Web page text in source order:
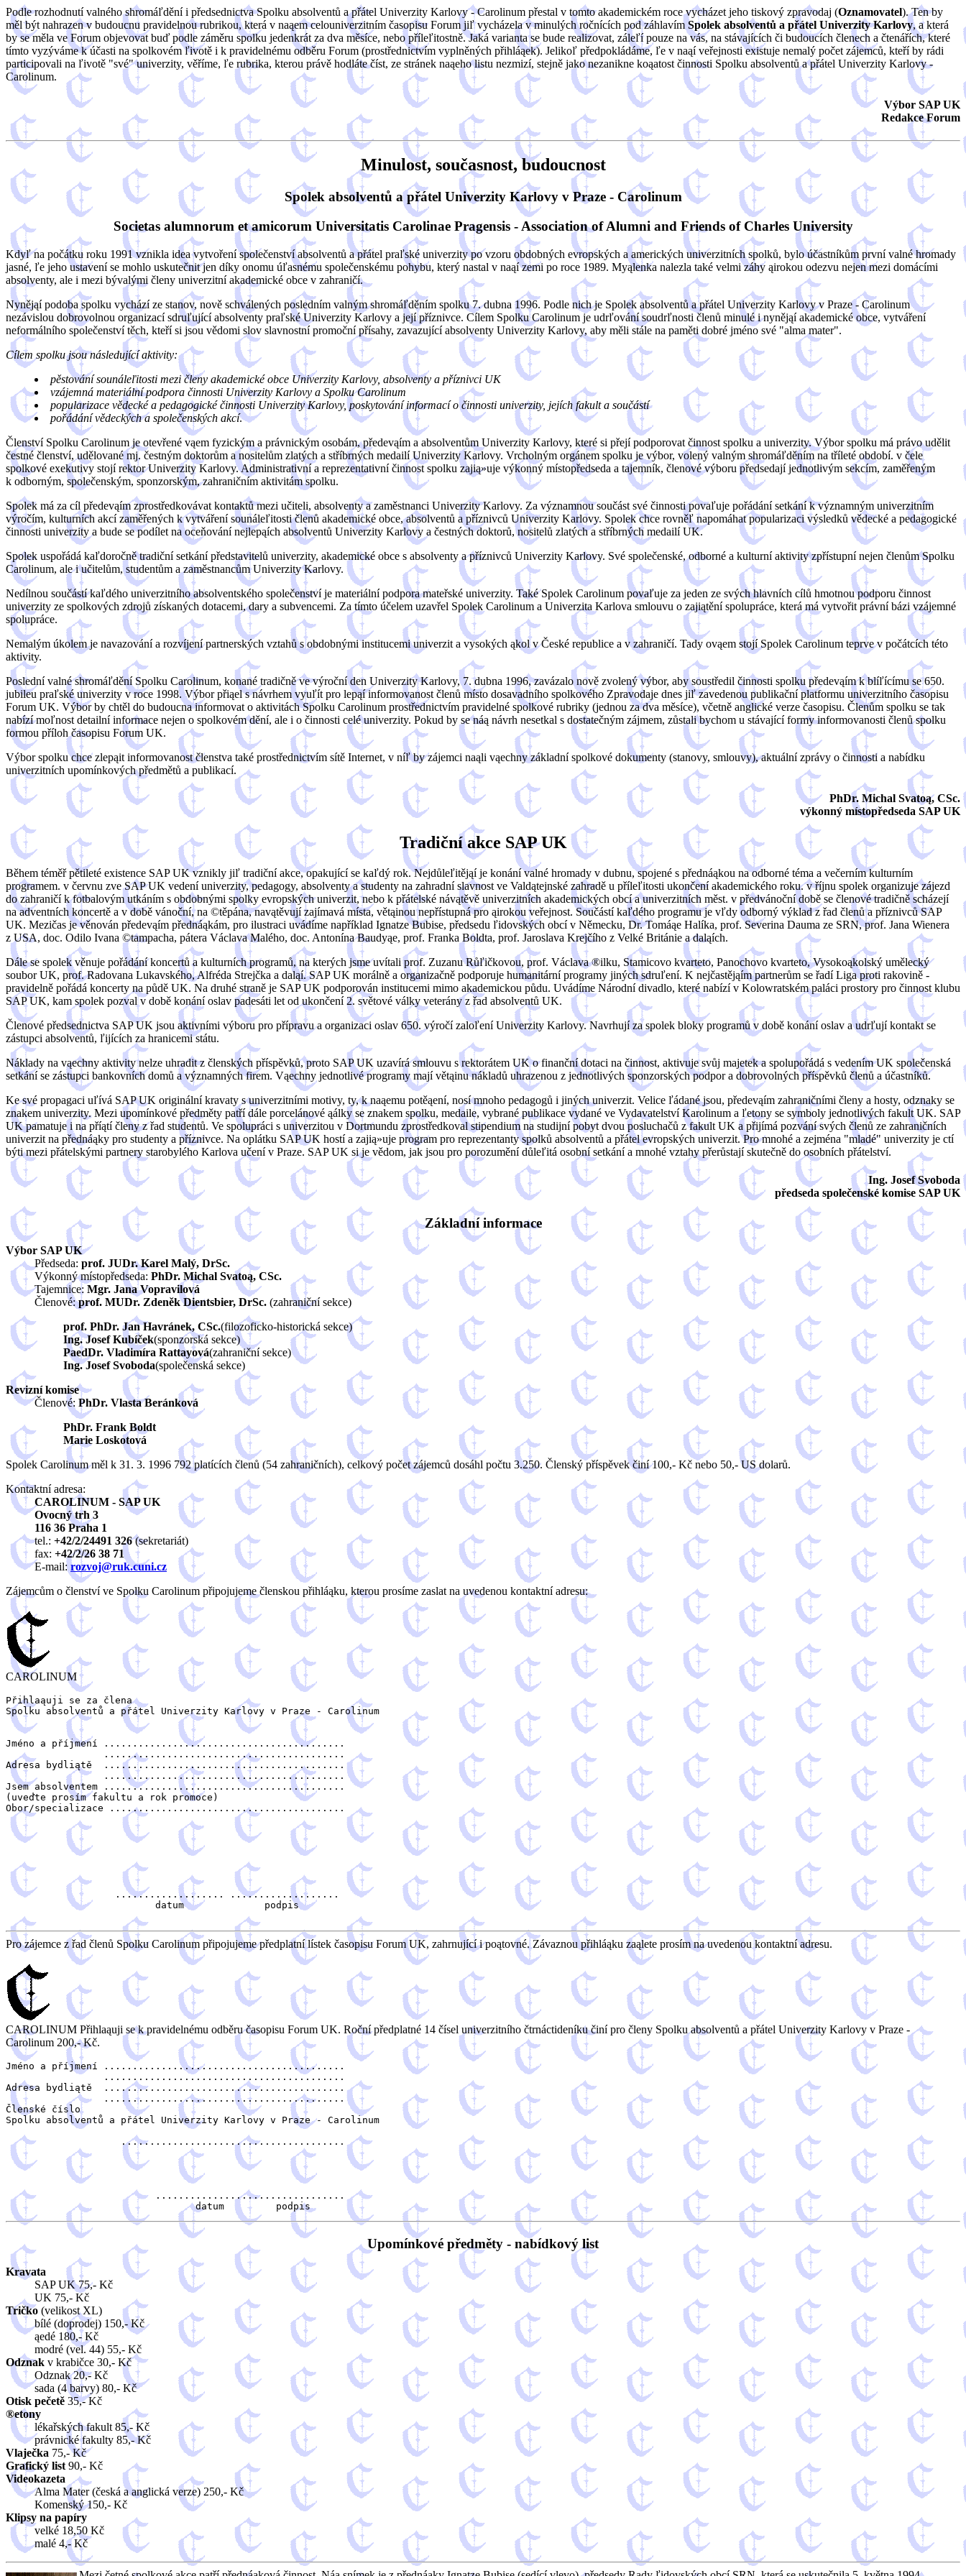
Podle rozhodnutí valného shromáľdění i předsednictva Spolku absolventů a přátel Univerzity Karlovy - Carolinum přestal v tomto akademickém roce vycházet jeho tiskový zpravodaj (Oznamovatel). Ten by
měl být nahrazen v budoucnu pravidelnou rubrikou, která v naąem celouniverzitním časopisu Forum jiľ vycházela v minulých ročnících pod záhlavím Spolek absolventů a přátel Univerzity Karlovy, a která
by se měla ve Forum objevovat buď podle záměru spolku jedenkrát za dva měsíce, nebo příleľitostně. Jaká varianta se bude realizovat, záleľí pouze na vás, na stávajících či budoucích členech a čtenářích, které
tímto vyzýváme k účasti na spolkovém ľivotě i k pravidelnému odběru Forum (prostřednictvím vyplněných přihláąek). Jelikoľ předpokládáme, ľe v naąí veřejnosti existuje nemalý počet zájemců, kteří by rádi
participovali na ľivotě "své" univerzity, věříme, ľe rubrika, kterou právě hodláte číst, ze stránek naąeho listu nezmizí, stejně jako nezanikne koąatost činnosti Spolku absolventů a přátel Univerzity Karlovy -
Carolinum.
Výbor SAP UK
Redakce Forum
Minulost, současnost, budoucnost
Spolek absolventů a přátel Univerzity Karlovy v Praze - Carolinum
Societas alumnorum et amicorum Universitatis Carolinae Pragensis - Association of Alumni and Friends of Charles University
Kdyľ na počátku roku 1991 vznikla idea vytvoření společenství absolventů a přátel praľské univerzity po vzoru obdobných evropských a amerických univerzitních spolků, bylo účastníkům první valné hromady
jasné, ľe jeho ustavení se mohlo uskutečnit jen díky onomu úľasnému společenskému pohybu, který nastal v naąí zemi po roce 1989. Myąlenka nalezla také velmi záhy ąirokou odezvu nejen mezi domácími
absolventy, ale i mezi bývalými členy univerzitní akademické obce v zahraničí.
Nynějąí podoba spolku vychází ze stanov, nově schválených posledním valným shromáľděním spolku 7. dubna 1996. Podle nich je Spolek absolventů a přátel Univerzity Karlovy v Praze - Carolinum
nezávislou dobrovolnou organizací sdruľující absolventy praľské Univerzity Karlovy a její příznivce. Cílem Spolku Carolinum je udrľování soudrľnosti členů minulé i nynějąí akademické obce, vytváření
neformálního společenství těch, kteří si jsou vědomi slov slavnostní promoční přísahy, zavazující absolventy Univerzity Karlovy, aby měli stále na paměti dobré jméno své "alma mater".
Cílem spolku jsou následující aktivity:
pěstování sounáleľitosti mezi členy akademické obce Univerzity Karlovy, absolventy a příznivci UK
vzájemná materiální podpora činnosti Univerzity Karlovy a Spolku Carolinum
popularizace vědecké a pedagogické činnosti Univerzity Karlovy, poskytování informací o činnosti univerzity, jejích fakult a součástí
pořádání vědeckých a společenských akcí.
Členství Spolku Carolinum je otevřené vąem fyzickým a právnickým osobám, předevąím a absolventům Univerzity Karlovy, které si přejí podporovat činnost spolku a univerzity. Výbor spolku má právo udělit
čestné členství, udělované mj. čestným doktorům a nositelům zlatých a stříbrných medailí Univerzity Karlovy. Vrcholným orgánem spolku je výbor, volený valným shromáľděním na tříleté období. v čele
spolkové exekutivy stojí rektor Univerzity Karlovy. Administrativní a reprezentativní činnost spolku zajią»uje výkonný místopředseda a tajemník, členové výboru předsedají jednotlivým sekcím, zaměřeným
k odborným, společenským, sponzorským, zahraničním aktivitám spolku.
Spolek má za cíl předevąím zprostředkovávat kontaktů mezi učiteli, absolventy a zaměstnanci Univerzity Karlovy. Za významnou součást své činnosti povaľuje pořádání setkání k významným univerzitním
výročím, kulturních akcí zaměřených k vytváření sounáleľitosti členů akademické obce, absolventů a příznivců Univerzity Karlovy. Spolek chce rovněľ napomáhat popularizaci výsledků vědecké a pedagogické
činnosti univerzity a bude se podílet na oceňování nejlepąích absolventů Univerzity Karlovy a čestných doktorů, nositelů zlatých a stříbrných medailí UK.
Spolek uspořádá kaľdoročně tradiční setkání představitelů univerzity, akademické obce s absolventy a příznivců Univerzity Karlovy. Své společenské, odborné a kulturní aktivity zpřístupní nejen členům Spolku
Carolinum, ale i učitelům, studentům a zaměstnancům Univerzity Karlovy.
Nedílnou součástí kaľdého univerzitního absolventského společenství je materiální podpora mateřské univerzity. Také Spolek Carolinum povaľuje za jeden ze svých hlavních cílů hmotnou podporu činnost
univerzity ze spolkových zdrojů získaných dotacemi, dary a subvencemi. Za tímto účelem uzavřel Spolek Carolinum a Univerzita Karlova smlouvu o zajiątění spolupráce, která má vytvořit právní bázi vzájemné
spolupráce.
Nemalým úkolem je navazování a rozvíjení partnerských vztahů s obdobnými institucemi univerzit a vysokých ąkol v České republice a v zahraničí. Tady ovąem stojí Spolek Carolinum teprve v počátcích této
aktivity.
Poslední valné shromáľdění Spolku Carolinum, konané tradičně ve výroční den Univerzity Karlovy, 7. dubna 1996, zavázalo nově zvolený výbor, aby soustředil činnosti spolku předevąím k blíľícímu se 650.
jubileu praľské univerzity v roce 1998. Výbor přiąel s návrhem vyuľít pro lepąí informovanost členů místo dosavadního spolkového Zpravodaje dnes jiľ zavedenou publikační platformu univerzitního časopisu
Forum UK. Výbor by chtěl do budoucna informovat o aktivitách Spolku Carolinum prostřednictvím pravidelné spolkové rubriky (jednou za dva měsíce), včetně anglické verze časopisu. Členům spolku se tak
nabízí moľnost detailní informace nejen o spolkovém dění, ale i o činnosti celé univerzity. Pokud by se náą návrh nesetkal s dostatečným zájmem, zůstali bychom u stávající formy informovanosti členů spolku
formou příloh časopisu Forum UK.
Výbor spolku chce zlepąit informovanost členstva také prostřednictvím sítě Internet, v níľ by zájemci naąli vąechny základní spolkové dokumenty (stanovy, smlouvy), aktuální zprávy o činnosti a nabídku
univerzitních upomínkových předmětů a publikací.
PhDr. Michal Svatoą, CSc.
výkonný místopředseda SAP UK
Tradiční akce SAP UK
Během téměř pětileté existence SAP UK vznikly jiľ tradiční akce, opakující se kaľdý rok. Nejdůleľitějąí je konání valné hromady v dubnu, spojené s přednáąkou na odborné téma a večerním kulturním
programem. v červnu zve SAP UK vedení univerzity, pedagogy, absolventy a studenty na zahradní slavnost ve Valdątejnské zahradě u příleľitosti ukončení akademického roku. v říjnu spolek organizuje zájezd
do zahraničí k fotbalovým utkáním s obdobnými spolky evropských univerzit, nebo k přátelské návątěvě univerzitních akademických obcí a univerzitních měst. v předvánoční době se členové tradičně scházejí
na adventních koncertě a v době vánoční, na ©těpána, navątěvují zajímavá místa, větąinou nepřístupná pro ąirokou veřejnost. Součástí kaľdého programu je vľdy odborný výklad z řad členů a příznivců SAP
UK. Mezičas je věnován předevąím přednáąkám, pro ilustraci uvádíme například Ignatze Bubise, předsedu ľidovských obcí v Německu, Dr. Tomáąe Halíka, prof. Severina Dauma ze SRN, prof. Jana Wienera
z USA, doc. Odilo Ivana ©tampacha, pátera Václava Malého, doc. Antonína Baudyąe, prof. Franka Boldta, prof. Jaroslava Krejčího z Velké Británie a daląích.
Dále se spolek věnuje pořádání koncertů a kulturních programů, na kterých jsme uvítali prof. Zuzanu Růľičkovou, prof. Václava ®ilku, Stamicovo kvarteto, Panochovo kvarteto, Vysokoąkolský umělecký
soubor UK, prof. Radovana Lukavského, Alfréda Strejčka a daląí. SAP UK morálně a organizačně podporuje humanitární programy jiných sdruľení. K nejčastějąím partnerům se řadí Liga proti rakovině -
pravidelně pořádá koncerty na půdě UK. Na druhé straně je SAP UK podporován institucemi mimo akademickou půdu. Uvádíme Národní divadlo, které nabízí v Kolowratském paláci prostory pro činnost klubu
SAP UK, kam spolek pozval v době konání oslav padesáti let od ukončení 2. světové války veterány z řad absolventů UK.
Členové předsednictva SAP UK jsou aktivními výboru pro přípravu a organizaci oslav 650. výročí zaloľení Univerzity Karlovy. Navrhují za spolek bloky programů v době konání oslav a udrľují kontakt se
zástupci absolventů, ľijících za hranicemi státu.
Náklady na vąechny aktivity nelze uhradit z členských příspěvků, proto SAP UK uzavírá smlouvu s rektorátem UK o finanční dotaci na činnost, aktivuje svůj majetek a spolupořádá s vedením UK společenská
setkání se zástupci bankovních domů a významných firem. Vąechny jednotlivé programy mají větąinu nákladů uhrazenou z jednotlivých sponzorských podpor a dobrovolných příspěvků členů a účastníků.
Ke své propagaci uľívá SAP UK originální kravaty s univerzitními motivy, ty, k naąemu potěąení, nosí mnoho pedagogů i jiných univerzit. Velice ľádané jsou, předevąím zahraničními členy a hosty, odznaky se
znakem univerzity. Mezi upomínkové předměty patří dále porcelánové ąálky se znakem spolku, medaile, vybrané publikace vydané ve Vydavatelství Karolinum a ľetony se symboly jednotlivých fakult UK. SAP
UK pamatuje i na příątí členy z řad studentů. Ve spolupráci s univerzitou v Dortmundu zprostředkoval stipendium na studijní pobyt dvou posluchačů z fakult UK a přijímá pozvání svých členů ze zahraničních
univerzit na přednáąky pro studenty a příznivce. Na oplátku SAP UK hostí a zajią»uje program pro reprezentanty spolků absolventů a přátel evropských univerzit. Pro mnohé a zejména "mladé" univerzity je ctí
býti mezi přátelskými partnery starobylého Karlova učení v Praze. SAP UK si je vědom, jak jsou pro porozumění důleľitá osobní setkání a mnohé vztahy přerůstají skutečně do osobních přátelství.
Ing. Josef Svoboda
předseda společenské komise SAP UK
Základní informace
Výbor SAP UK
Předseda: prof. JUDr. Karel Malý, DrSc.
Výkonný místopředseda: PhDr. Michal Svatoą, CSc.
Tajemnice: Mgr. Jana Vopravilová
Členové:prof. MUDr. Zdeněk Dientsbier, DrSc. (zahraniční sekce)
prof. PhDr. Jan Havránek, CSc.(filozoficko-historická sekce)
Ing. Josef Kubíček(sponzorská sekce)
PaedDr. Vladimíra Rattayová(zahraniční sekce)
Ing. Josef Svoboda(společenská sekce)
Revizní komise
Členové: PhDr. Vlasta Beránková
PhDr. Frank Boldt
Marie Loskotová
Spolek Carolinum měl k 31. 3. 1996 792 platících členů (54 zahraničních), celkový počet zájemců dosáhl počtu 3.250. Členský příspěvek činí 100,- Kč nebo 50,- US dolarů.
Kontaktní adresa:
CAROLINUM - SAP UK
Ovocný trh 3
116 36 Praha 1
tel.: +42/2/24491 326(sekretariát)
fax: +42/2/26 38 71
E-mail: rozvoj@ruk.cuni.cz
Zájemcům o členství ve Spolku Carolinum připojujeme členskou přihláąku, kterou prosíme zaslat na uvedenou kontaktní adresu:
CAROLINUM
Přihlaąuji se za člena
Spolku absolventů a přátel Univerzity Karlovy v Praze - Carolinum
Jméno a příjmení ..........................................
                 ..........................................
Adresa bydliątě  ..........................................
                 ..........................................
Jsem absolventem ..........................................
(uveďte prosím fakultu a rok promoce)
Obor/specializace .........................................
                   ................... ...................
                          datum              podpis
Pro zájemce z řad členů Spolku Carolinum připojujeme předplatní lístek časopisu Forum UK, zahrnující i poątovné. Závaznou přihláąku zaąlete prosím na uvedenou kontaktní adresu.
CAROLINUM Přihlaąuji se k pravidelnému odběru časopisu Forum UK. Roční předplatné 14 čísel univerzitního čtrnáctideníku činí pro členy Spolku absolventů a přátel Univerzity Karlovy v Praze -
Carolinum 200,- Kč.
Jméno a příjmení ..........................................
                 ..........................................
Adresa bydliątě  ..........................................
                 ..........................................
Členské číslo
Spolku absolventů a přátel Univerzity Karlovy v Praze - Carolinum
                    .......................................
                          .................................
Upomínkové předměty - nabídkový list
Kravata
SAP UK 75,- Kč
UK 75,- Kč
Tričko (velikost XL)
bílé (doprodej) 150,- Kč
ąedé 180,- Kč
modré (vel. 44) 55,- Kč
Odznak v krabičce 30,- Kč
Odznak 20,- Kč
sada (4 barvy) 80,- Kč
Otisk pečetě 35,- Kč
®etony
lékařských fakult 85,- Kč
právnické fakulty 85,- Kč
Vlaječka 75,- Kč
Grafický list 90,- Kč
Videokazeta
Alma Mater (česká a anglická verze) 250,- Kč
Komenský 150,- Kč
Klipsy na papíry
velké 18,50 Kč
malé 4,- Kč